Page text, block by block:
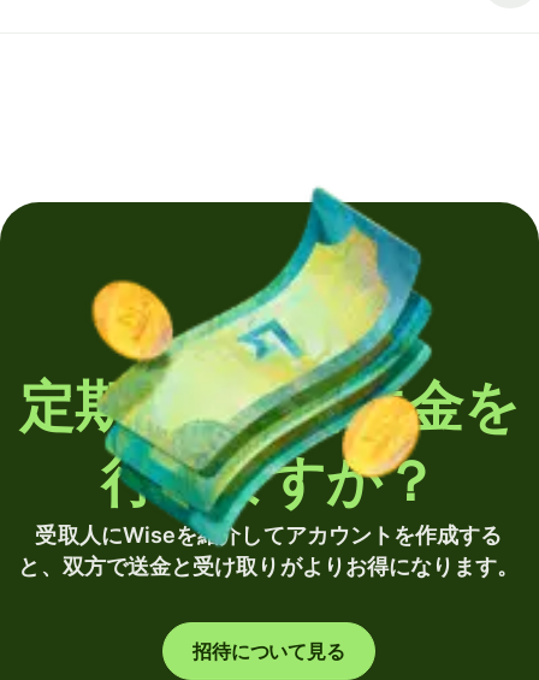
定期的に海外送金を
行いますか？
受取人にWiseを紹介してアカウントを作成する
と、双方で送金と受け取りがよりお得になります。
招待について見る